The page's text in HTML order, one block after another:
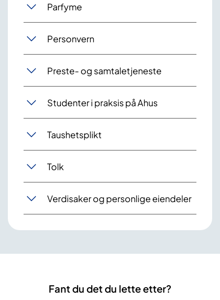
Parfyme
Personvern
Preste- og samtaletjeneste
Studenter i praksis på Ahus
Taushetsplikt
Tolk
Verdisaker og personlige eiendeler
Fant du det du lette etter?